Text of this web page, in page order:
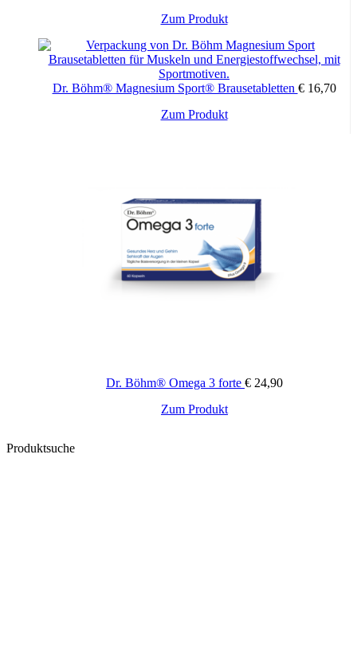
Zum Produkt
Dr. Böhm® Magnesium Sport® Brausetabletten €16,70
Zum Produkt
Dr. Böhm® Omega 3 forte € 24,90
Zum Produkt
Produktsuche